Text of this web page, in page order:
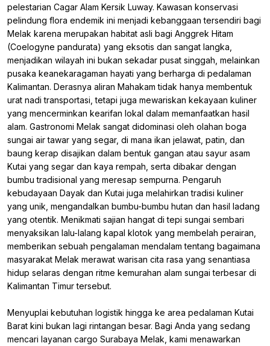
pelestarian Cagar Alam Kersik Luway. Kawasan konservasi
pelindung flora endemik ini menjadi kebanggaan tersendiri bagi
Melak karena merupakan habitat asli bagi Anggrek Hitam
(Coelogyne pandurata) yang eksotis dan sangat langka,
menjadikan wilayah ini bukan sekadar pusat singgah, melainkan
pusaka keanekaragaman hayati yang berharga di pedalaman
Kalimantan. Derasnya aliran Mahakam tidak hanya membentuk
urat nadi transportasi, tetapi juga mewariskan kekayaan kuliner
yang mencerminkan kearifan lokal dalam memanfaatkan hasil
alam. Gastronomi Melak sangat didominasi oleh olahan boga
sungai air tawar yang segar, di mana ikan jelawat, patin, dan
baung kerap disajikan dalam bentuk gangan atau sayur asam
Kutai yang segar dan kaya rempah, serta dibakar dengan
bumbu tradisional yang meresap sempurna. Pengaruh
kebudayaan Dayak dan Kutai juga melahirkan tradisi kuliner
yang unik, mengandalkan bumbu-bumbu hutan dan hasil ladang
yang otentik. Menikmati sajian hangat di tepi sungai sembari
menyaksikan lalu-lalang kapal klotok yang membelah perairan,
memberikan sebuah pengalaman mendalam tentang bagaimana
masyarakat Melak merawat warisan cita rasa yang senantiasa
hidup selaras dengan ritme kemurahan alam sungai terbesar di
Kalimantan Timur tersebut.
Menyuplai kebutuhan logistik hingga ke area pedalaman Kutai
Barat kini bukan lagi rintangan besar. Bagi Anda yang sedang
mencari layanan cargo Surabaya Melak, kami menawarkan